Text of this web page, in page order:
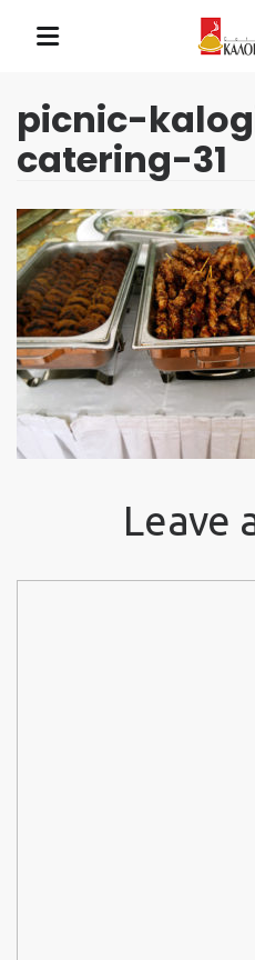
picnic-
catering-31
Leave